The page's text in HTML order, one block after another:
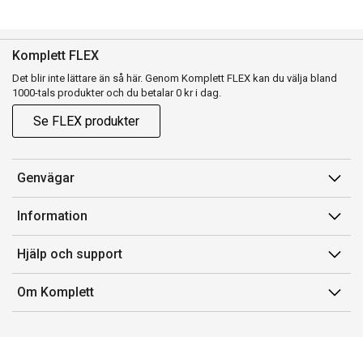
Komplett FLEX
Det blir inte lättare än så här. Genom Komplett FLEX kan du välja bland
1000-tals produkter och du betalar 0 kr i dag.
Se FLEX produkter
Genvägar
Konto
Orderhistorik
Presentkort
Komplett Club
Information
Försäljningsvillkor
Medlemsvillkor for Komplett Club
Lediga tjänster
Hjälp och support
Kontakta oss
Kundservice
Om Komplett